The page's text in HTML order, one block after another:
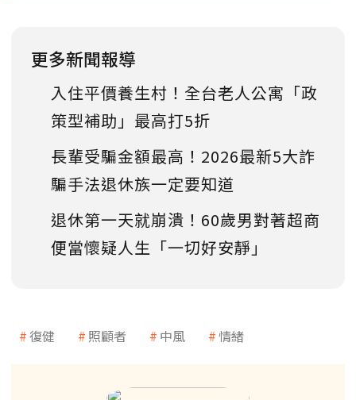
更多新聞報導
入住平價養生村！全台老人公寓「政
策型補助」最高打5折
長輩受騙金額最高！2026最新5大詐
騙手法退休族一定要知道
退休第一天就崩潰！60歲男對著超商
便當懷疑人生「一切好安靜」
復健 照顧者 中風 情緒